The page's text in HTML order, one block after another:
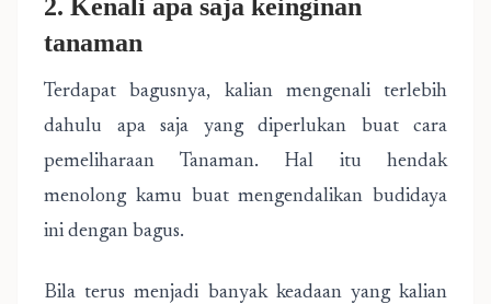
2. Kenali apa saja keinginan
tanaman
Terdapat bagusnya, kalian mengenali terlebih
dahulu apa saja yang diperlukan buat cara
pemeliharaan Tanaman. Hal itu hendak
menolong kamu buat mengendalikan budidaya
ini dengan bagus.
Bila terus menjadi banyak keadaan yang kalian